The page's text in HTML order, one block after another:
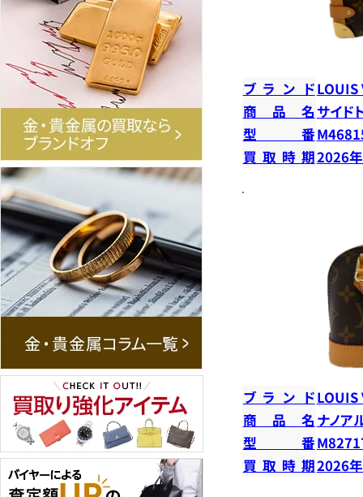
ブランドLOUIS
商品名 サイド
型番
買取時期2026
ブランドLOUIS
商品名 ナノア
型番
買取時期2026